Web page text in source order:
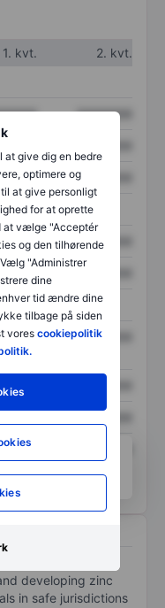
at give dig en bedre
optimere og
at give personligt
for at oprette
at vælge "Acceptér
og den tilhørende
"Administrer
dine
tid ændre dine
tilbage på siden
vores cookiepolitik
1. kvt.
2. kvt.
XXXXXXX
XXXXXXX
XXXXXXX
XXXXXXX
diagrammer
company
developing zinc
in safe jurisdictions